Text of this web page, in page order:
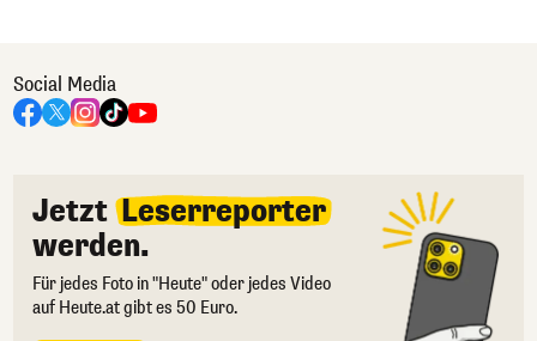
Social Media
Jetzt Leserreporter
werden.
Für jedes Foto in "Heute" oder jedes Video
auf Heute.at gibt es 50 Euro.